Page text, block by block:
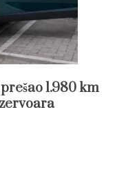
1.980 km